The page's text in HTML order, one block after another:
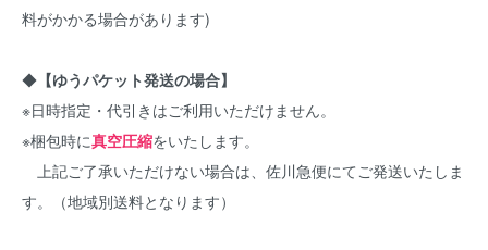
料がかかる場合があります)
◆ 【ゆうパケット発送の場合】
※日時指定・代引きはご利用いただけません。
※梱包時に真空圧縮をいたします。
上記ご了承いただけない場合は、佐川急便にてご発送いたしま
す。（地域別送料となります）